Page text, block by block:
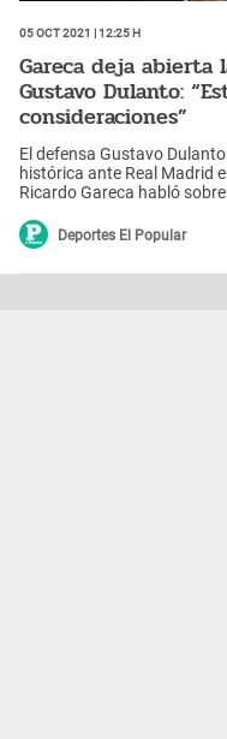
05 Oct 2021 | 12:25 h
Gareca deja abierta
Gustavo Dulanto:
consideraciones”
El defensa Gustavo
histórica ante Real Madrid
Ricardo Gareca habló
Deportes El Popular